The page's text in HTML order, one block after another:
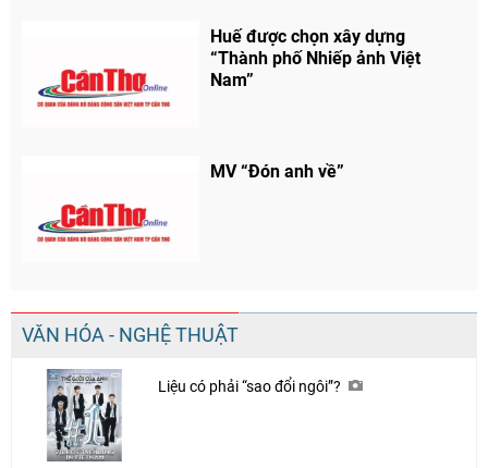
Huế được chọn xây dựng
“Thành phố Nhiếp ảnh Việt
Nam”
MV “Đón anh về”
VĂN HÓA - NGHỆ THUẬT
Liệu có phải “sao đổi ngôi”?